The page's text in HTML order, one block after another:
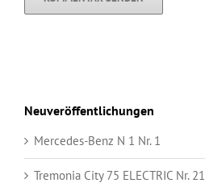
Neuveröffentlichungen
Mercedes-Benz N 1 Nr. 1
Tremonia City 75 ELECTRIC Nr. 21